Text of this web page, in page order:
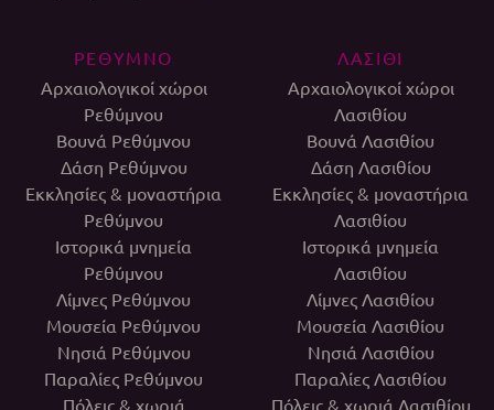
ΡΕΘΥΜΝΟ
Αρχαιολογικοί χώροι
Ρεθύμνου
Βουνά Ρεθύμνου
Δάση Ρεθύμνου
Εκκλησίες & μοναστήρια
Ρεθύμνου
Ιστορικά μνημεία
Ρεθύμνου
Λίμνες Ρεθύμνου
Μουσεία Ρεθύμνου
Νησιά Ρεθύμνου
Παραλίες Ρεθύμνου
Πόλεις & χωριά
ΛΑΣΙΘΙ
Αρχαιολογικοί χώροι
Λασιθίου
Βουνά Λασιθίου
Δάση Λασιθίου
Εκκλησίες & μοναστήρια
Λασιθίου
Ιστορικά μνημεία
Λασιθίου
Λίμνες Λασιθίου
Μουσεία Λασιθίου
Νησιά Λασιθίου
Παραλίες Λασιθίου
Πόλεις & χωριά Λασιθίου